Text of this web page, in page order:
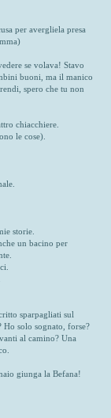
per avergliela presa
se volava! Stavo
buoni, ma il manico
spero che tu non
chiacchiere.
le cose).
storie.
un bacino per
sparpagliati sul
solo sognato, forse?
al camino? Una
giunga la Befana!